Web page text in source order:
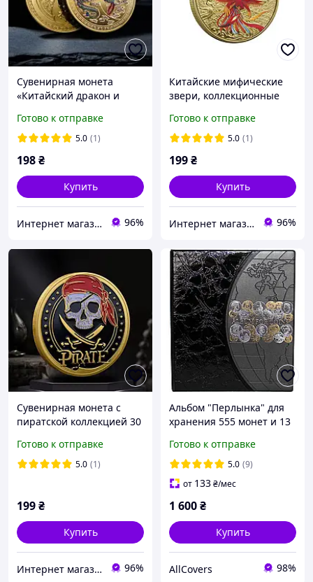
Сувенирная монета
«Китайский дракон и
Готово к отправке
5.0 (1)
198₴
Купить
Интернет магазин GSM-V 96%
Китайские мифические
звери, коллекционные
драконом S
Готово к отправке
5.0 (1)
199₴
Купить
Интернет магазин GSM-V 96%
Сувенирная монета с
пиратской коллекцией 30
Готово к отправке
5.0 (1)
199₴
Купить
Интернет магазин GSM-V 96%
Альбом "Перлынка" для
хранения 555 монет и 13
| Альбом для
нумизматики | Черный
Готово к отправке
5.0 (9)
от 133₴/мес
1 600₴
Купить
AllCovers 98%